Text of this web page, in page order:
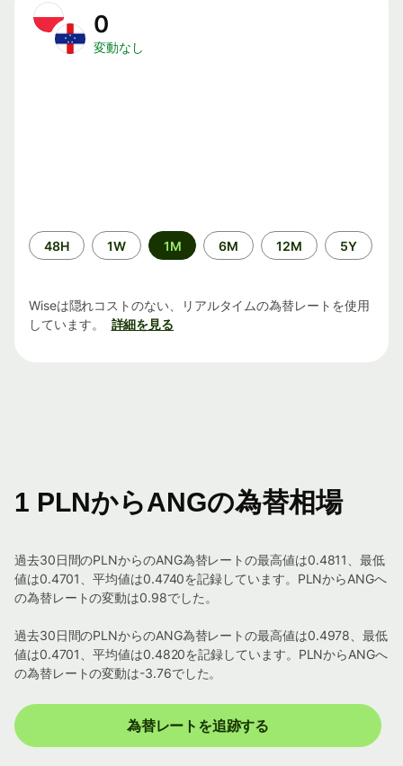
0
変動なし
期
間
48H 1W 1M 6M 12M 5Y
Wiseは隠れコストのない、リアルタイムの為替レートを使用
しています。
詳細を見る
1 PLNからANGの為替相場
過去30日間のPLNからのANG為替レートの最高値は0.4811、最低
値は0.4701、平均値は0.4740を記録しています。PLNからANGへ
の為替レートの変動は0.98でした。
過去30日間のPLNからのANG為替レートの最高値は0.4978、最低
値は0.4701、平均値は0.4820を記録しています。PLNからANGへ
の為替レートの変動は-3.76でした。
為替レートを追跡する